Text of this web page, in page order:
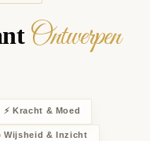
Ontwerpen
⚡ Kracht & Moed
Wijsheid & Inzicht